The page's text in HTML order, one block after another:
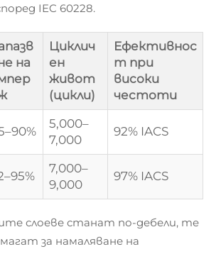
IEC 60228.
на
Циклич
ен
живот
(цикли)
Ефективнос
т при
високи
честоти
5,000–
7,000
92% IACS
7,000–
9,000
97% IACS
слоеве станат по-дебели, те
за намаляване на